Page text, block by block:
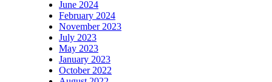
June 2024
February 2024
November 2023
July 2023
May 2023
January 2023
October 2022